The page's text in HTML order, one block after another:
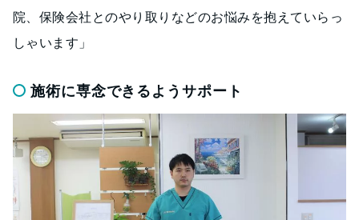
院、保険会社とのやり取りなどのお悩みを抱えていらっ
しゃいます」
施術に専念できるようサポート